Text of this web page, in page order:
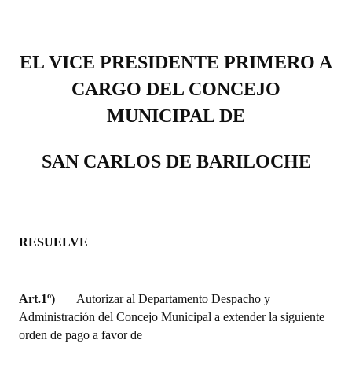
Datos Históricos
Premio al Mérito - Registro
Audiencias Públicas - Registro
Mujeres que Dejaron Huellas - Registro
Banca del Vecino - Registro
Antiguos Pobladores - Registro
EL VICE PRESIDENTE PRIMERO A
CARGO DEL CONCEJO
MUNICIPAL DE
SAN CARLOS DE BARILOCHE
RESUELVE
Art.1º)
Autorizar al Departamento Despacho y
Administración del Concejo Municipal a extender la siguiente
orden de pago a favor de